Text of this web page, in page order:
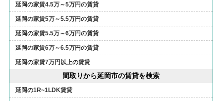
延岡の家賃4.5万～5万円の賃貸
延岡の家賃5万～5.5万円の賃貸
延岡の家賃5.5万～6万円の賃貸
延岡の家賃6万～6.5万円の賃貸
延岡の家賃7万円以上の賃貸
間取りから延岡市の賃貸を検索
延岡の1R~1LDK賃貸